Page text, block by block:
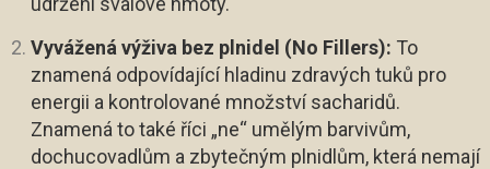
Vyvážená výživa bez plnidel (No Fillers): To
znamená odpovídající hladinu zdravých tuků pro
energii a kontrolované množství sacharidů.
Znamená to také říci „ne“ umělým barvivům,
dochucovadlům a zbytečným plnidlům, která nemají